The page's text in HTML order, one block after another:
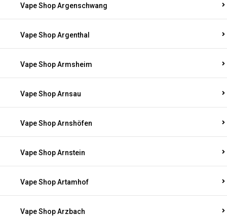
Vape Shop Argenschwang
Vape Shop Argenthal
Vape Shop Armsheim
Vape Shop Arnsau
Vape Shop Arnshöfen
Vape Shop Arnstein
Vape Shop Artamhof
Vape Shop Arzbach